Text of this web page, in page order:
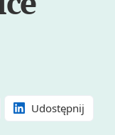
Udostępnij